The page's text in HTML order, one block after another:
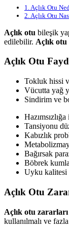
1. Açlık Otu
2. Açlık Otu
Açlık otu bileşik
edilebilir. Açlık otu
Açlık Otu
Tokluk hissi
Vücutta yağ
Sindirim ve
Tansiyonu
Kabızlık
Bağırsak
Böbrek
Uyku kalitesi
Açlık Otu
Açlık otu zararları
kullanılmalı ve